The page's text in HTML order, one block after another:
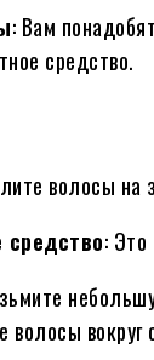
: Вам
средство.
волосы на
:
волосы